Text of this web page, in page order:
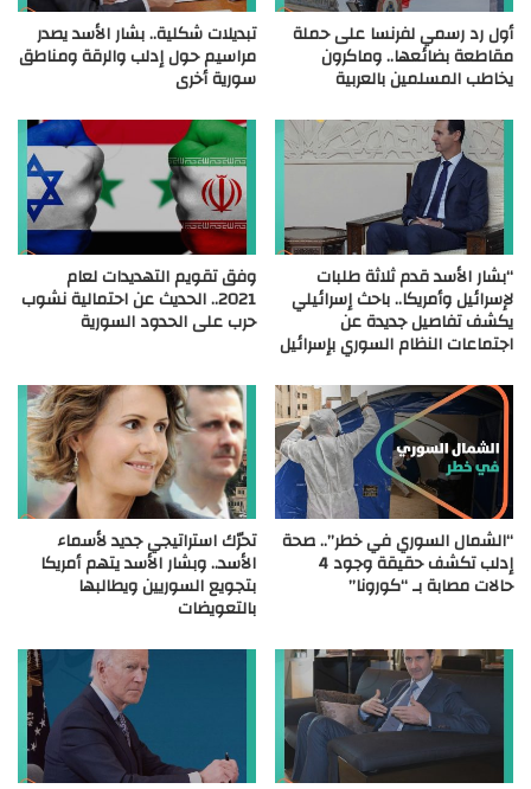
أول رد رسمي لفرنسا على حملة
مقاطعة بضائعها.. وماكرون
يخاطب المسلمين بالعربية
تبديلات شكلية.. بشار الأسد يصدر
مراسيم حول إدلب والرقة ومناطق
سورية أخرى
“بشار الأسد قدم ثلاثة طلبات
لإسرائيل وأمريكا.. باحث إسرائيلي
يكشف تفاصيل جديدة عن
اجتماعات النظام السوري بإسرائيل
وفق تقويم التهديدات لعام
2021.. الحديث عن احتمالية نشوب
حرب على الحدود السورية
“الشمال السوري في خطر”.. صحة
إدلب تكشف حقيقة وجود 4
حالات مصابة بـ “كورونا”
تحرّك استراتيجي جديد لأسماء
الأسد.. وبشار الأسد يتهم أمريكا
بتجويع السوريين ويطالبها
بالتعويضات